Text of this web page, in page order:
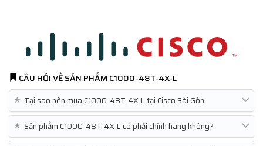
CÂU HỎI VỀ SẢN PHẨM C1000-48T-4X-L
★ Tại sao nên mua C1000-48T-4X-L tại Cisco Sài Gòn
★ Sản phẩm C1000-48T-4X-L có phải chính hãng không?